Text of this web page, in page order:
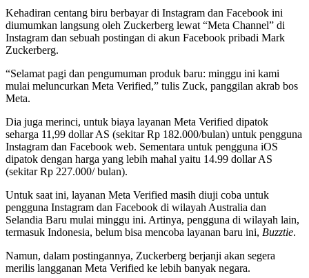
Kehadiran centang biru berbayar di Instagram dan Facebook ini
diumumkan langsung oleh Zuckerberg lewat “Meta Channel” di
Instagram dan sebuah postingan di akun Facebook pribadi Mark
Zuckerberg.
“Selamat pagi dan pengumuman produk baru: minggu ini kami
mulai meluncurkan Meta Verified,” tulis Zuck, panggilan akrab bos
Meta.
Dia juga merinci, untuk biaya layanan Meta Verified dipatok
seharga 11,99 dollar AS (sekitar Rp 182.000/bulan) untuk pengguna
Instagram dan Facebook web. Sementara untuk pengguna iOS
dipatok dengan harga yang lebih mahal yaitu 14.99 dollar AS
(sekitar Rp 227.000/ bulan).
Untuk saat ini, layanan Meta Verified masih diuji coba untuk
pengguna Instagram dan Facebook di wilayah Australia dan
Selandia Baru mulai minggu ini. Artinya, pengguna di wilayah lain,
termasuk Indonesia, belum bisa mencoba layanan baru ini, Buzztie.
Namun, dalam postingannya, Zuckerberg berjanji akan segera
merilis langganan Meta Verified ke lebih banyak negara.